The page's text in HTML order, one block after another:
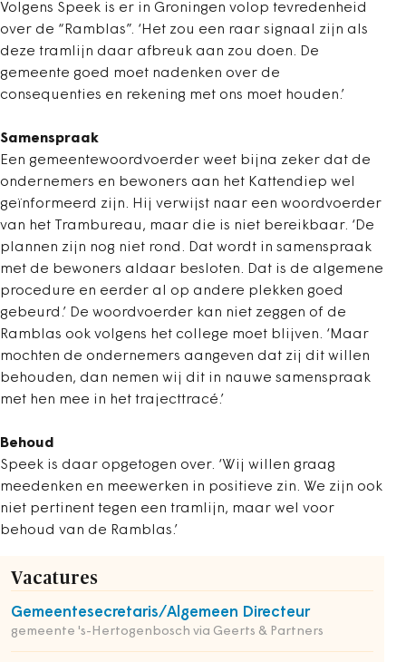
Volgens Speek is er in Groningen volop tevredenheid
over de “Ramblas”. ‘Het zou een raar signaal zijn als
deze tramlijn daar afbreuk aan zou doen. De
gemeente goed moet nadenken over de
consequenties en rekening met ons moet houden.’
Samenspraak
Een gemeentewoordvoerder weet bijna zeker dat de
ondernemers en bewoners aan het Kattendiep wel
geïnformeerd zijn. Hij verwijst naar een woordvoerder
van het Trambureau, maar die is niet bereikbaar. ‘De
plannen zijn nog niet rond. Dat wordt in samenspraak
met de bewoners aldaar besloten. Dat is de algemene
procedure en eerder al op andere plekken goed
gebeurd.’ De woordvoerder kan niet zeggen of de
Ramblas ook volgens het college moet blijven. ‘Maar
mochten de ondernemers aangeven dat zij dit willen
behouden, dan nemen wij dit in nauwe samenspraak
met hen mee in het trajecttracé.’
Behoud
Speek is daar opgetogen over. ‘Wij willen graag
meedenken en meewerken in positieve zin. We zijn ook
niet pertinent tegen een tramlijn, maar wel voor
behoud van de Ramblas.’
Vacatures
Gemeentesecretaris/Algemeen Directeur
gemeente 's-Hertogenbosch via Geerts & Partners